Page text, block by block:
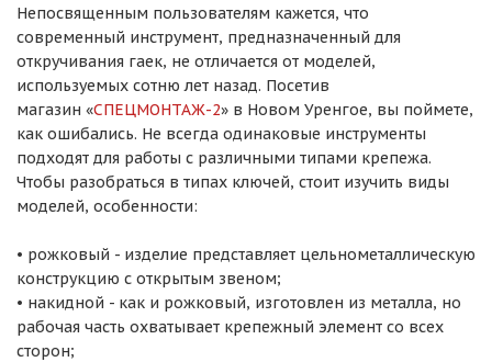
Непосвященным пользователям кажется, что
современный инструмент, предназначенный для
откручивания гаек, не отличается от моделей,
используемых сотню лет назад. Посетив
магазин «СПЕЦМОНТАЖ-2» в Новом Уренгое, вы поймете,
как ошибались. Не всегда одинаковые инструменты
подходят для работы с различными типами крепежа.
Чтобы разобраться в типах ключей, стоит изучить виды
моделей, особенности:
• рожковый - изделие представляет цельнометаллическую
конструкцию с открытым звеном;
• накидной - как и рожковый, изготовлен из металла, но
рабочая часть охватывает крепежный элемент со всех
сторон;